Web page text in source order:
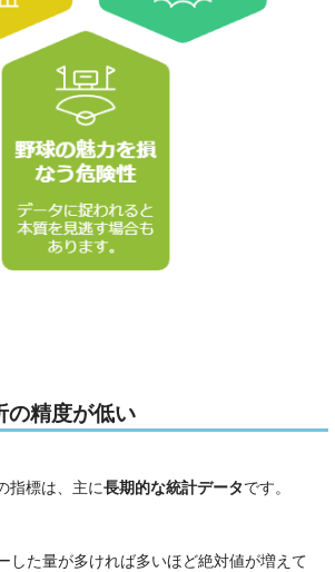
の精度が低い
指標は、主に長期的な統計データ です。
した量が多ければ多いほど絶対値が増えて